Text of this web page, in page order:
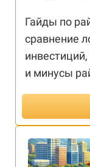
Гайды по
сравнение
и минусы